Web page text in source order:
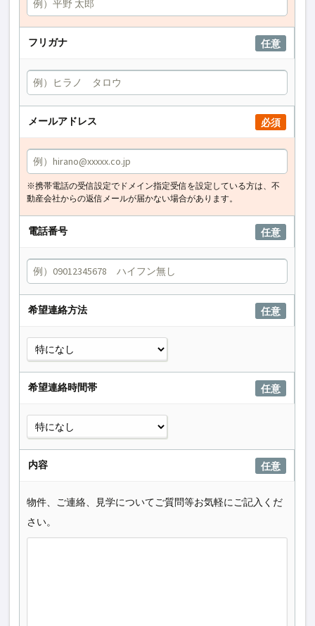
フリガナ 任意
メールアドレス 必須
※携帯電話の受信設定でドメイン指定受信を設定している方は、不
動産会社からの返信メールが届かない場合があります。
電話番号 任意
希望連絡方法 任意
希望連絡時間帯 任意
内容 任意
物件、ご連絡、見学についてご質問等お気軽にご記入くだ
さい。